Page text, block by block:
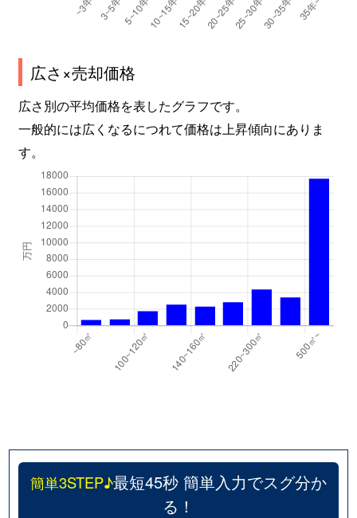
広さ×売却価格
広さ別の平均価格を表したグラフです。
一般的には広くなるにつれて価格は上昇傾向にありま
す。
簡単3STEP♪最短45秒 簡単入力でスグ分か
る！